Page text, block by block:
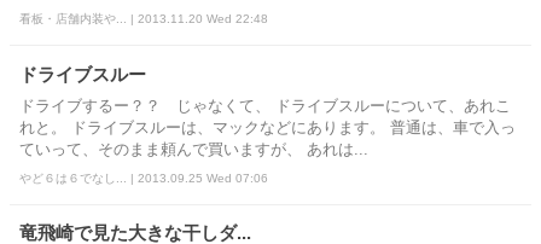
看板・店舗内装や... | 2013.11.20 Wed 22:48
ドライブスルー
ドライブするー？？ じゃなくて、 ドライブスルーについて、あれこ
れと。 ドライブスルーは、マックなどにあります。 普通は、車で入っ
ていって、そのまま頼んで買いますが、 あれは...
やど６は６でなし... | 2013.09.25 Wed 07:06
竜飛崎で見た大きな干しダ...